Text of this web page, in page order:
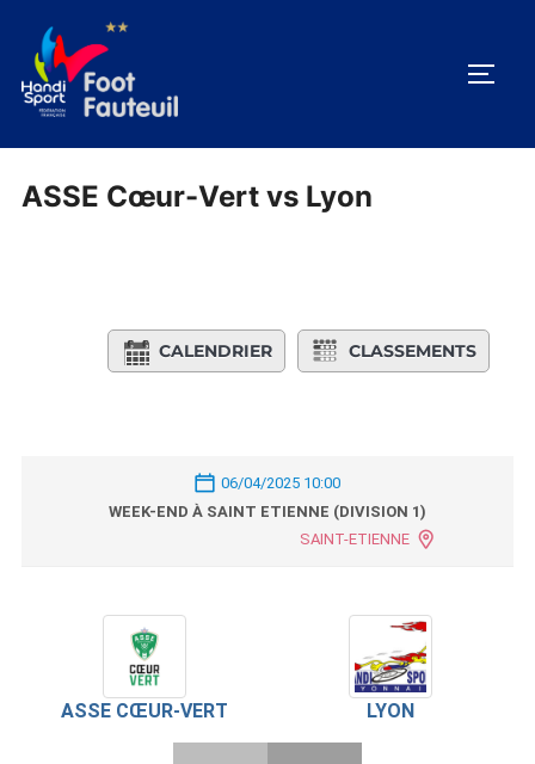
contenu
ASSE Cœur-Vert vs Lyon
CALENDRIER CLASSEMENTS
06/04/2025 10:00
WEEK-END À SAINT ETIENNE (DIVISION 1)
SAINT-ETIENNE
ASSE CŒUR-VERT LYON